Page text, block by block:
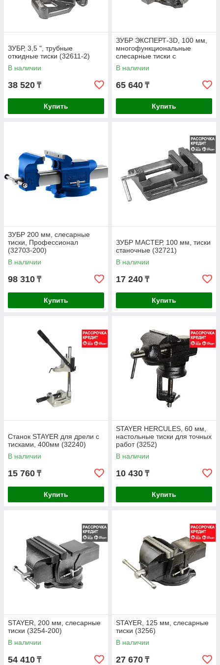
ЗУБР, 3,5 ", трубные
откидные тиски (32611-2)
В наличии
38 520 ₸
Купить
ЗУБР ЭКСПЕРТ-3D, 100 мм,
многофункциональные
слесарные тиски с
поворотом в двух плоскостях
на 360° (32712-100)
В наличии
65 640 ₸
Купить
ЗУБР 200 мм, слесарные
тиски, Профессионал
(32703-200)
В наличии
98 310 ₸
Купить
ЗУБР МАСТЕР, 100 мм, тиски
станочные (32721)
В наличии
17 240 ₸
Купить
Станок STAYER для дрели с
тисками, 400мм (32240)
В наличии
15 760 ₸
Купить
STAYER HERCULES, 60 мм,
настольные тиски для точных
работ (3252)
В наличии
10 430 ₸
Купить
STAYER, 200 мм, слесарные
тиски (3254-200)
В наличии
54 410 ₸
STAYER, 125 мм, слесарные
тиски (3256)
В наличии
27 670 ₸